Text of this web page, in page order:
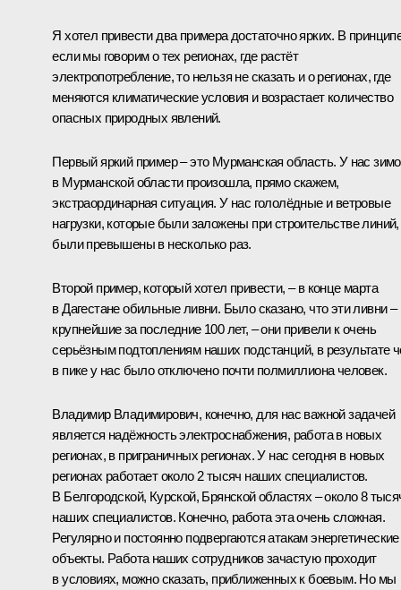
Я хотел привести два примера достаточно ярких. В
если мы говорим о тех регионах, где растёт
электропотребление, то нельзя не сказать и о регионах, где
меняются климатические условия и возрастает количество
опасных природных явлений.
Первый яркий пример – это Мурманская область. У нас
в Мурманской области произошла, прямо скажем,
экстраординарная ситуация. У нас гололёдные и ветровые
нагрузки, которые были заложены при строительстве линий,
были превышены в несколько раз.
Второй пример, который хотел привести, – в конце марта
в Дагестане обильные ливни. Было сказано, что эти ливни –
крупнейшие за последние 100 лет, – они привели к очень
серьёзным подтоплениям наших подстанций, в результате
в пике у нас было отключено почти полмиллиона человек.
Владимир Владимирович, конечно, для нас важной задачей
является надёжность электроснабжения, работа в новых
регионах, в приграничных регионах. У нас сегодня в новых
регионах работает около 2 тысяч наших специалистов.
В Белгородской, Курской, Брянской областях – около 8
наших специалистов. Конечно, работа эта очень сложная.
Регулярно и постоянно подвергаются атакам энергетические
объекты. Работа наших сотрудников зачастую проходит
в условиях, можно сказать, приближенных к боевым. Но мы